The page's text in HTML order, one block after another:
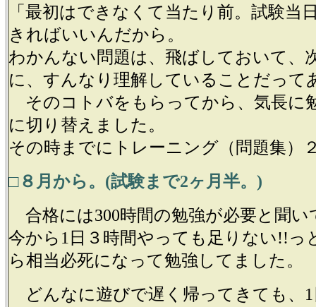
「最初はできなくて当たり前。試験当
きればいいんだから。
わかんない問題は、飛ばしておいて、
に、すんなり理解していることだって
そのコトバをもらってから、気長に
に切り替えました。
その時までにトレーニング（問題集）
□８月から。(試験まで2ヶ月半。)
合格には300時間の勉強が必要と聞い
今から1日３時間やっても足りない!!っ
ら相当必死になって勉強してました。
どんなに遊びで遅く帰ってきても、1